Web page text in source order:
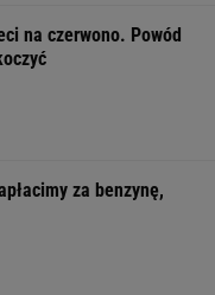
mylą
Prosty trik
kuchni